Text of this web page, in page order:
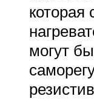
которая
могут